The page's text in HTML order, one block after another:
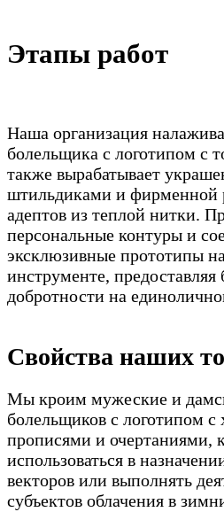
Этапы работ
Наша организация
болельщика с логотипом с
также вырабатывает
штильдиками и фирменной
адептов из теплой нитки.
персональные контуры и
эксклюзивные прототипы
инструменте, предоставляя
добротности на
Свойства наших
Мы кроим мужеские и
болельщиков с логотипом
прописями и очертаниями,
использоваться в
векторов или выполнять
субъектов облачения в